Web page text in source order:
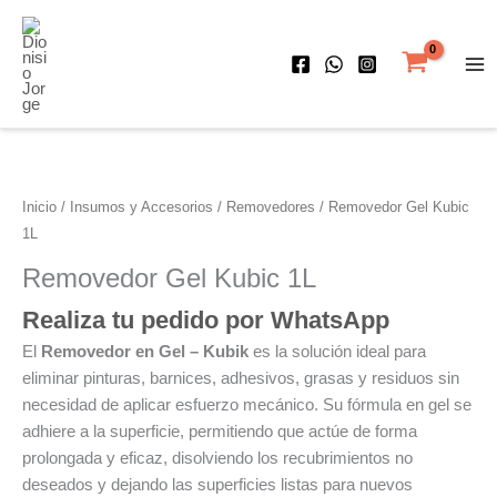
Removedor Gel Kubic 1L
Inicio / Insumos y Accesorios / Removedores / Removedor Gel Kubic
1L
Removedor Gel Kubic 1L
Realiza tu pedido por WhatsApp
El Removedor en Gel – Kubik es la solución ideal para
eliminar pinturas, barnices, adhesivos, grasas y residuos sin
necesidad de aplicar esfuerzo mecánico. Su fórmula en gel se
adhiere a la superficie, permitiendo que actúe de forma
prolongada y eficaz, disolviendo los recubrimientos no
deseados y dejando las superficies listas para nuevos